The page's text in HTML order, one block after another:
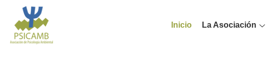
Inicio La Asociación